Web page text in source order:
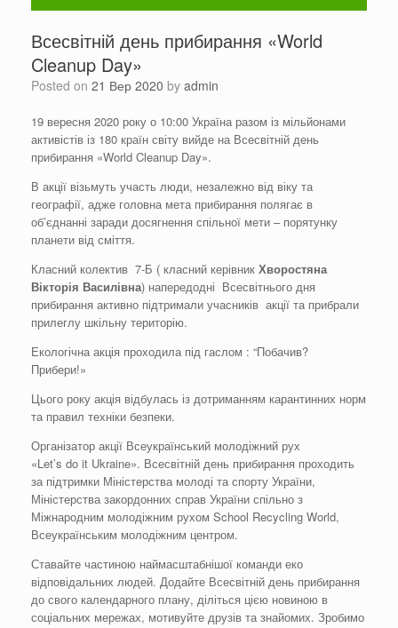
Всесвітній день прибирання «World
Cleanup Day»
Posted on 21 Вер 2020 by admin
19 вересня 2020 року о 10:00 Україна разом із мільйонами
активістів із 180 країн світу вийде на Всесвітній день
прибирання «World Cleanup Day».
В акції візьмуть участь люди, незалежно від віку та
географії, адже головна мета прибирання полягає в
об’єднанні заради досягнення спільної мети – порятунку
планети від сміття.
Класний колектив 7-Б ( класний керівник Хворостяна
Вікторія Василівна) напередодні Всесвітнього дня
прибирання активно підтримали учасників акції та прибрали
прилеглу шкільну територію.
Екологічна акція проходила під гаслом : “Побачив?
Прибери!»
Цього року акція відбулась із дотриманням карантинних норм
та правил техніки безпеки.
Організатор акції Всеукраїнський молодіжний рух
«Let’s do it Ukraine». Всесвітній день прибирання проходить
за підтримки Міністерства молоді та спорту України,
Міністерства закордонних справ України спільно з
Міжнародним молодіжним рухом School Recycling World,
Всеукраїнським молодіжним центром.
Ставайте частиною наймасштабнішої команди еко
відповідальних людей. Додайте Всесвітній день прибирання
до свого календарного плану, діліться цією новиною в
соціальних мережах, мотивуйте друзів та знайомих. Зробимо